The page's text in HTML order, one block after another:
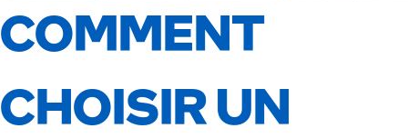
COMMENT
CHOISIR UN